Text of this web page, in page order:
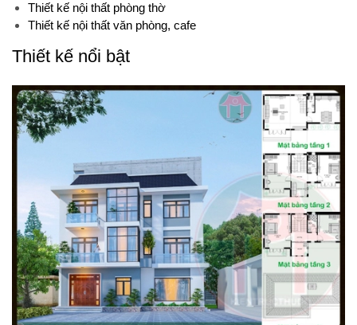
Thiết kế nội thất phòng thờ
Thiết kế nội thất văn phòng, cafe
Thiết kế nổi bật